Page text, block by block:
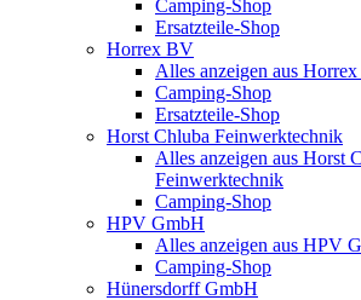
Camping-Shop
Ersatzteile-Shop
Horrex BV
Alles anzeigen aus
Camping-Shop
Ersatzteile-Shop
Horst Chluba Feinwerktechnik
Alles anzeigen aus Horst
Feinwerktechnik
Camping-Shop
HPV GmbH
Alles anzeigen aus HPV
Camping-Shop
Hünersdorff GmbH